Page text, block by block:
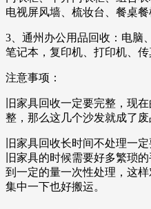
电视屏风墙、梳妆台、餐桌餐
3、通州办公用品回收：电脑
笔记本，复印机、打印机、传
注意事项：
旧家具回收一定要完整，现
整，那么这几个沙发就成了废
旧家具回收长时间不处理一
旧家具的时候需要好多繁琐
到一定的量一次性处理，这
集中一下也好搬运。